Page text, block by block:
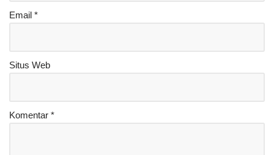
Email *
Situs Web
Komentar *